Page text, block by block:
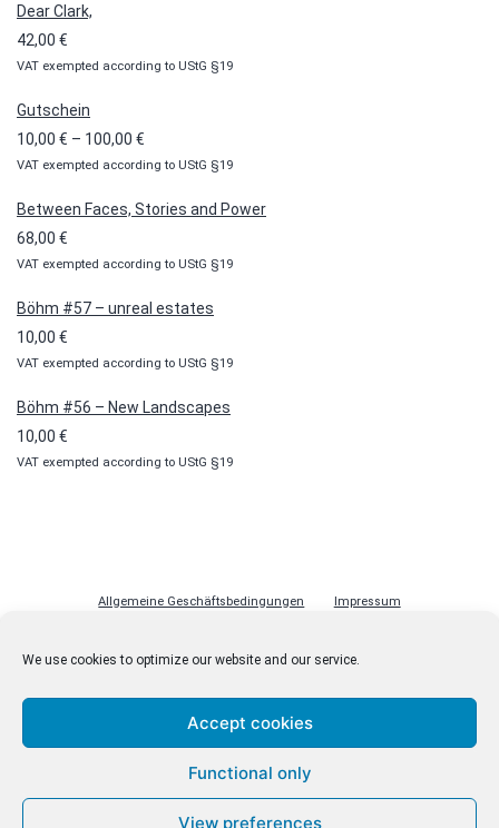
We use cookies to optimize our website and our service.
Accept cookies
Functional only
View preferences
Dear Clark,
42,00 €
VAT exempted according to UStG §19
Gutschein
10,00 € – 100,00 €
10,00 €
VAT exempted according to UStG §19
Between Faces, Stories and Power
68,00 €
VAT exempted according to UStG §19
Böhm #57 – unreal estates
10,00 €
VAT exempted according to UStG §19
Böhm #56 – New Landscapes
10,00 €
VAT exempted according to UStG §19
Allgemeine Geschäftsbedingungen Impressum